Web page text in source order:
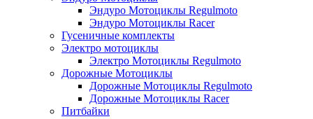
Эндуро Мотоциклы Regulmoto
Эндуро Мотоциклы Racer
Гусеничные комплекты
Электро мотоциклы
Электро Мотоциклы Regulmoto
Дорожные Мотоциклы
Дорожные Мотоциклы Regulmoto
Дорожные Мотоциклы Racer
Питбайки